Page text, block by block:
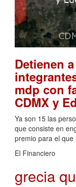
Detienen
mdp con
CDMX y
Ya son 15 las
que consiste en
premio para el
El Financiero
grecia